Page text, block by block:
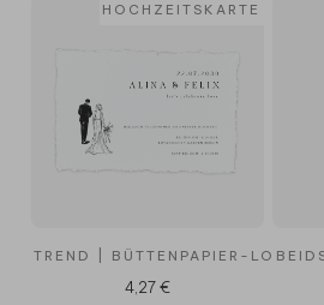
HOCHZEITSKARTE
TREND | BÜTTENPAPIER-LOOK
4,27 €